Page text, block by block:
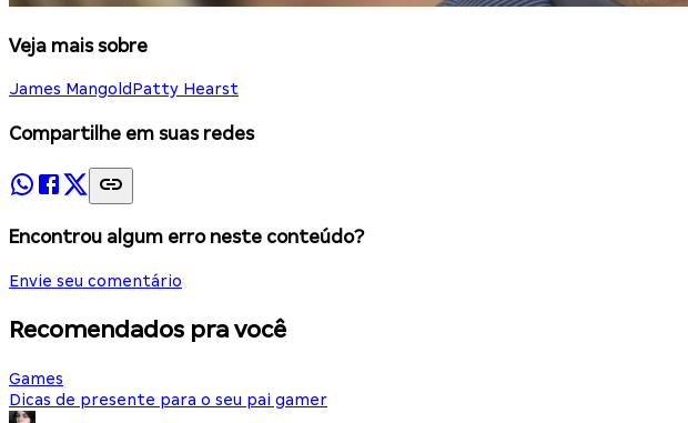
Veja mais sobre
James MangoldPatty Hearst
Compartilhe em suas redes
Encontrou algum erro neste conteúdo?
Envie seu comentário
Recomendados pra você
Games
Dicas de presente para o seu pai gamer